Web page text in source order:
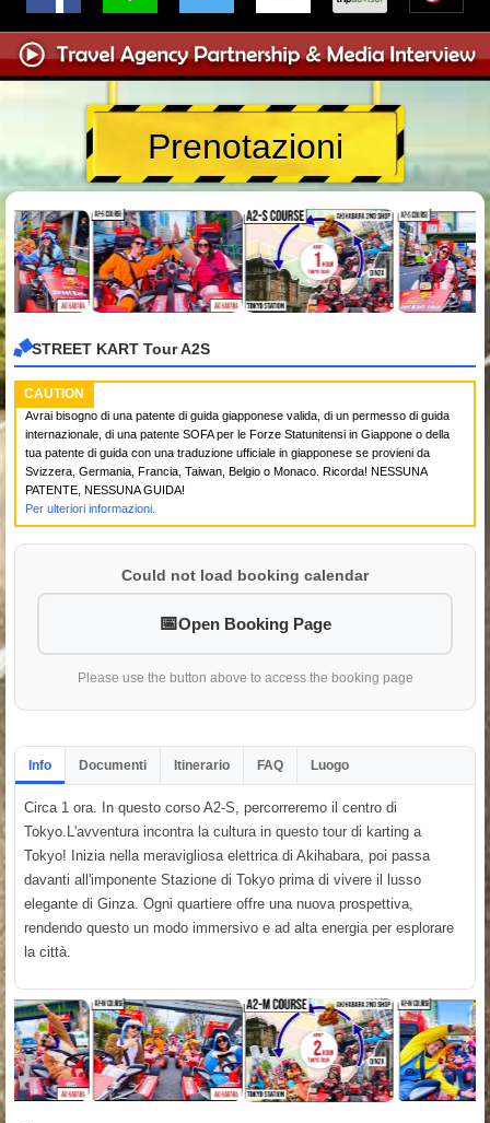
Prenotazioni
STREET KART Tour A2S
CAUTION
Avrai bisogno di una patente di guida giapponese valida, di un permesso di guida
internazionale, di una patente SOFA per le Forze Statunitensi in Giappone o della
tua patente di guida con una traduzione ufficiale in giapponese se provieni da
Svizzera, Germania, Francia, Taiwan, Belgio o Monaco. Ricorda! NESSUNA
PATENTE, NESSUNA GUIDA!
Per ulteriori informazioni.
Could not load booking calendar
Open Booking Page
Please use the button above to access the booking page
Info Documenti Itinerario FAQ Luogo
Circa 1 ora. In questo corso A2-S, percorreremo il centro di
Tokyo.L'avventura incontra la cultura in questo tour di karting a
Tokyo! Inizia nella meravigliosa elettrica di Akihabara, poi passa
davanti all'imponente Stazione di Tokyo prima di vivere il lusso
elegante di Ginza. Ogni quartiere offre una nuova prospettiva,
rendendo questo un modo immersivo e ad alta energia per esplorare
la città.